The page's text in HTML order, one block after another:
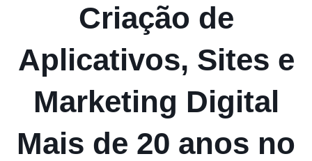
Criação de
Aplicativos, Sites e
Marketing Digital
Mais de 20 anos no